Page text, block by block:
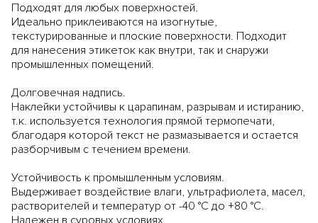
Подходят для любых поверхностей.
Идеально приклеиваются на изогнутые,
текстурированные и плоские поверхности. Подходит
для нанесения этикеток как внутри, так и снаружи
промышленных помещений.
Долговечная надпись.
Наклейки устойчивы к царапинам, разрывам и истиранию,
т.к. используется технология прямой термопечати,
благодаря которой текст не размазывается и остается
разборчивым с течением времени.
Устойчивость к промышленным условиям.
Выдерживает воздействие влаги, ультрафиолета, масел,
растворителей и температур от -40 °C до +80 °C.